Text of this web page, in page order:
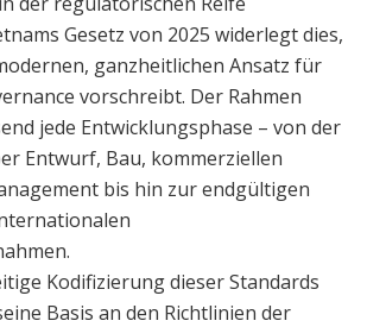
Gesetz von 2025 widerlegt dies,
ganzheitlichen Ansatz für
vorschreibt. Der Rahmen
jede Entwicklungsphase – von der
Entwurf, Bau, kommerziellen
bis hin zur endgültigen
Kodifizierung dieser Standards
Basis an den Richtlinien der